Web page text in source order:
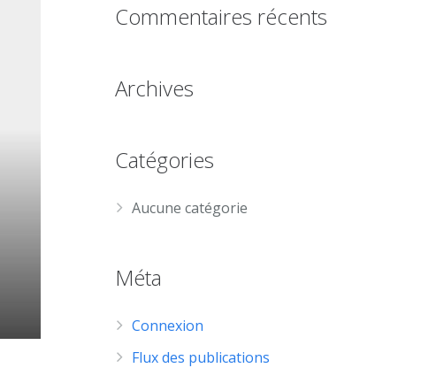
Commentaires récents
Archives
Catégories
Aucune catégorie
Méta
Connexion
Flux des publications